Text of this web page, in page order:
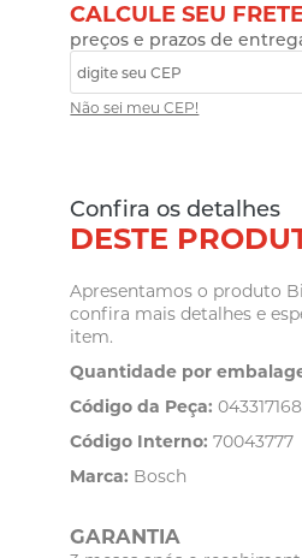
CALCULE SEU
preços e prazos de
Não sei meu CEP!
Confira os detalhes
DESTE
Apresentamos o produto
confira mais detalhes e
item.
Quantidade por
Código da Peça:
Código Interno: 70043777
Marca: Bosch
GARANTIA